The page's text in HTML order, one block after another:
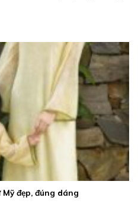
đẹp, đúng dáng